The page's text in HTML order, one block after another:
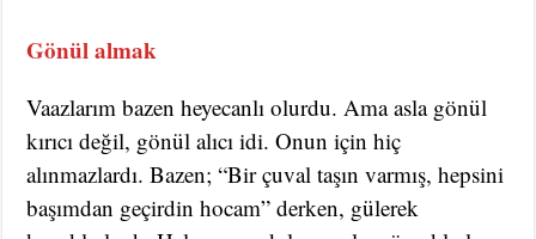
Gönül almak
Vaazlarım bazen heyecanlı olurdu. Ama asla gönül
kırıcı değil, gönül alıcı idi. Onun için hiç
alınmazlardı. Bazen; “Bir çuval taşın varmış, hepsini
başımdan geçirdin hocam” derken, gülerek